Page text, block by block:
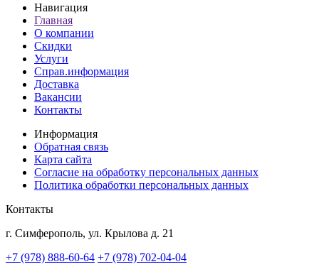
Навигация
Главная
О компании
Скидки
Услуги
Справ.информация
Доставка
Вакансии
Контакты
Информация
Обратная связь
Карта сайта
Согласие на обработку персональных данных
Политика обработки персональных данных
Контакты
г. Симферополь, ул. Крылова д. 21
+7 (978) 888-60-64 +7 (978) 702-04-04